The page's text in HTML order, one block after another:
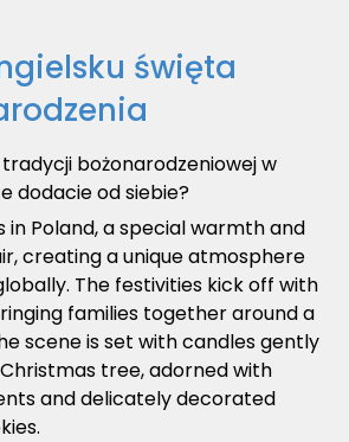
święta
bożonarodzeniowej w
dodacie od siebie?
in Poland, a special warmth and
creating a unique atmosphere
The festivities kick off with
families together around a
scene is set with candles gently
tree, adorned with
and delicately decorated